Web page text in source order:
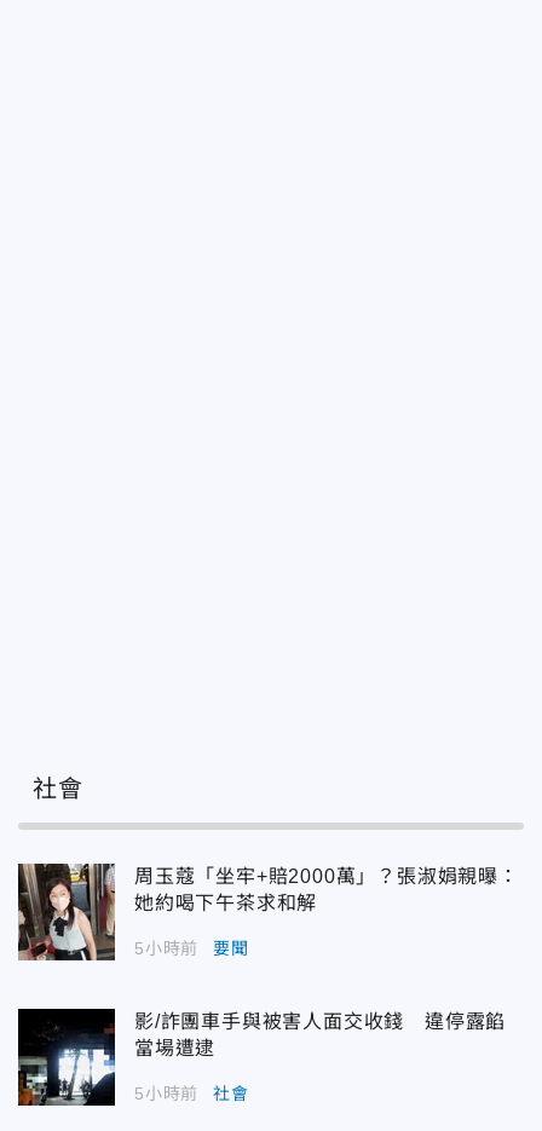
社會
周玉蔻「坐牢+賠2000萬」？張淑娟親曝：
她約喝下午茶求和解
5小時前 要聞
影/詐團車手與被害人面交收錢 違停露餡
當場遭逮
5小時前 社會